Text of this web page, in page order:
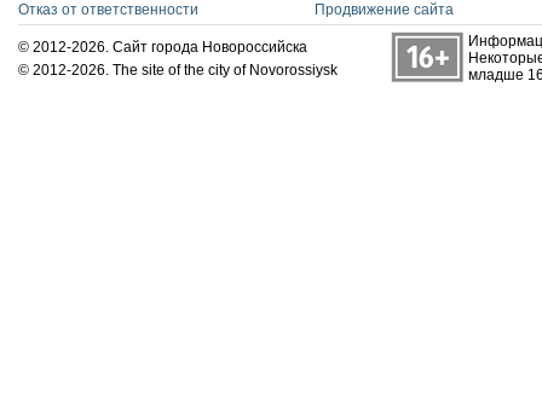
Отказ от ответственности
Продвижение сайта
© 2012-2026. Сайт города Новороссийска
© 2012-2026. The site of the city of Novorossiysk
младше